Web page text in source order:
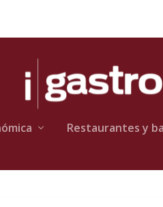
Restaurantes y